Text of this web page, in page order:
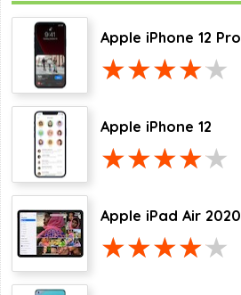
Apple iPhone 12 Pro
Apple iPhone 12
Apple iPad Air 2020